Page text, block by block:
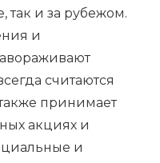
так и за рубежом.
и
считаются
принимает
акциях и
и